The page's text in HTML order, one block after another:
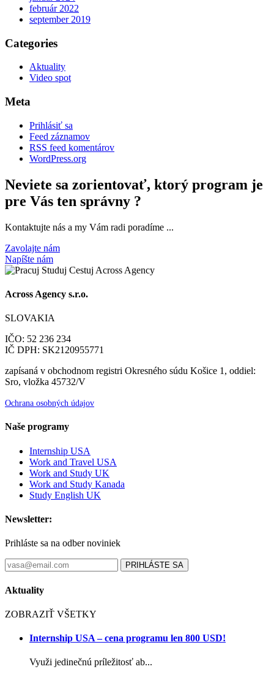
február 2022
september 2019
Categories
Aktuality
Video spot
Meta
Prihlásiť sa
Feed záznamov
RSS feed komentárov
WordPress.org
Neviete sa zorientovať, ktorý program je
pre Vás ten správny ?
Kontaktujte nás a my Vám radi poradíme ...
Zavolajte nám
Napíšte nám
Across Agency s.r.o.
SLOVAKIA
IČO: 52 236 234
IČ DPH: SK2120955771
zapísaná v obchodnom registri Okresného súdu Košice 1, oddiel:
Sro, vložka 45732/V
Ochrana osobných údajov
Naše programy
Internship USA
Work and Travel USA
Work and Study UK
Work and Study Kanada
Study English UK
Newsletter:
Prihláste sa na odber noviniek
PRIHLÁSTE SA
Aktuality
ZOBRAZIŤ VŠETKY
Internship USA – cena programu len 800 USD!
Využi jedinečnú príležitosť ab...